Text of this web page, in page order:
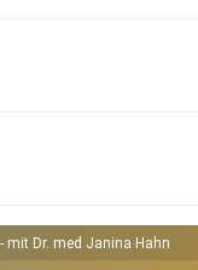
mit Dr. med Janina Hahn